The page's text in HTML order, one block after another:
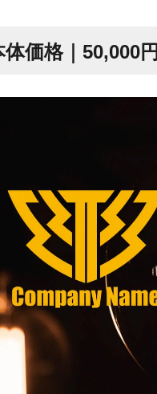
体価格｜50,000円